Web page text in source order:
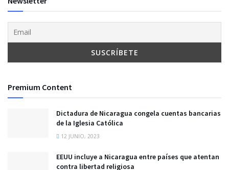
Premium Content
Dictadura de Nicaragua congela cuentas bancarias
de la Iglesia Católica
12 JUNIO, 2023
EEUU incluye a Nicaragua entre países que atentan
contra libertad religiosa